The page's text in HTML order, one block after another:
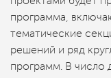
программа,
тематические
решений и ряд
программ. В число